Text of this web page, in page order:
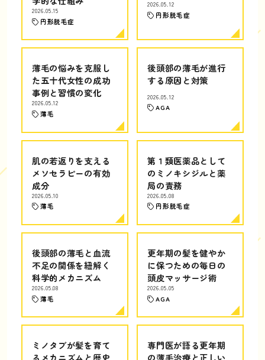
2026.05.15
円形脱毛症
2026.05.12
円形脱毛症
薄毛の悩みを克服し
た五十代女性の成功
事例と習慣の変化
2026.05.12
薄毛
後頭部の薄毛が進行
する原因と対策
2026.05.12
AGA
肌の若返りを支える
メソセラピーの有効
成分
2026.05.10
薄毛
第１類医薬品として
のミノキシジルと薬
局の責務
2026.05.08
円形脱毛症
後頭部の薄毛と血流
不足の関係を紐解く
科学的メカニズム
2026.05.08
薄毛
更年期の髪を健やか
に保つための毎日の
頭皮マッサージ術
2026.05.05
AGA
ミノタブが髪を育て
専門医が語る更年期